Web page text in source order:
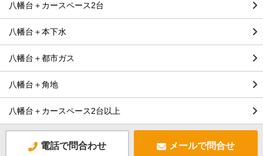
八幡台＋カースペース2台
八幡台＋本下水
八幡台＋都市ガス
八幡台＋角地
八幡台＋カースペース2台以上
電話で問合わせ メールで問合せ